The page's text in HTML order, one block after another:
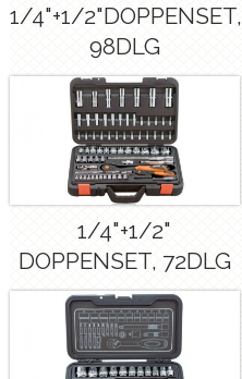
1/4"+1/2"DOPPENSET,
98DLG
1/4"+1/2"
DOPPENSET, 72DLG